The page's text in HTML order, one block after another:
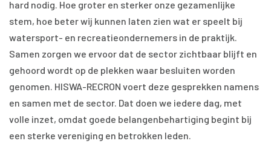
hard nodig. Hoe groter en sterker onze gezamenlijke
stem, hoe beter wij kunnen laten zien wat er speelt bij
watersport- en recreatieondernemers in de praktijk.
Samen zorgen we ervoor dat de sector zichtbaar blijft en
gehoord wordt op de plekken waar besluiten worden
genomen. HISWA-RECRON voert deze gesprekken namens
en samen met de sector. Dat doen we iedere dag, met
volle inzet, omdat goede belangenbehartiging begint bij
een sterke vereniging en betrokken leden.